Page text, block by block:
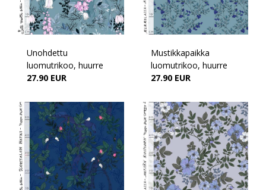
Unohdettu
luomutrikoo, huurre
27.90 EUR
Mustikkapaikka
luomutrikoo, huurre
27.90 EUR